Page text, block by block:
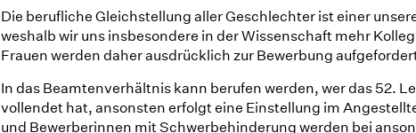
Die berufliche Gleichstellung aller Geschlechter ist einer
weshalb wir uns insbesondere in der Wissenschaft mehr
Frauen werden daher ausdrücklich zur Bewerbung
In das Beamtenverhältnis kann berufen werden, wer das 52.
vollendet hat, ansonsten erfolgt eine Einstellung im
und Bewerberinnen mit Schwerbehinderung werden bei